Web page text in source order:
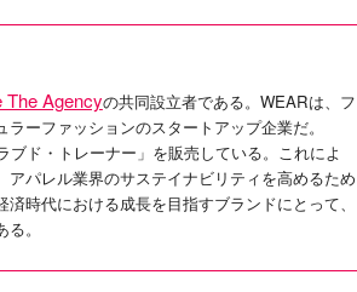
The Agencyの共同設立者である。WEARは、フ
ーファッションのスタートアップ企業だ。
ド・トレーナー」を販売している。これによ
パレル業界のサステイナビリティを高めるため
時代における成長を目指すブランドにとって、
。